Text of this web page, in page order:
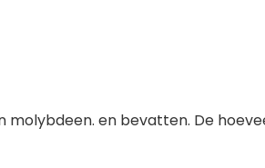
molybdeen. en bevatten. De